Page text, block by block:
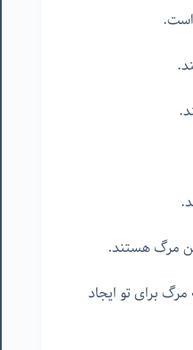
مرگ هستند.
برای تو ایجاد